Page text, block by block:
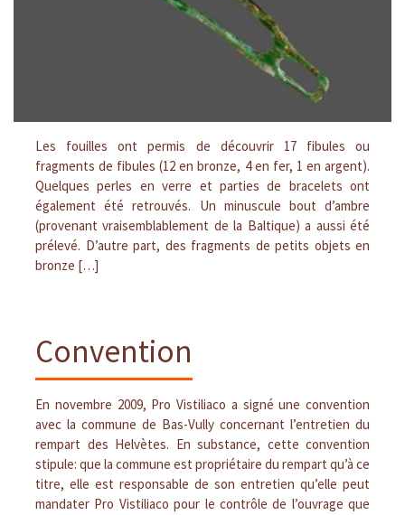
Les fouilles ont permis de découvrir 17 fibules ou
fragments de fibules (12 en bronze, 4 en fer, 1 en argent).
Quelques perles en verre et parties de bracelets ont
également été retrouvés. Un minuscule bout d’ambre
(provenant vraisemblablement de la Baltique) a aussi été
prélevé. D’autre part, des fragments de petits objets en
bronze […]
Convention
En novembre 2009, Pro Vistiliaco a signé une convention
avec la commune de Bas-Vully concernant l’entretien du
rempart des Helvètes. En substance, cette convention
stipule: que la commune est propriétaire du rempart qu’à ce
titre, elle est responsable de son entretien qu’elle peut
mandater Pro Vistiliaco pour le contrôle de l’ouvrage que